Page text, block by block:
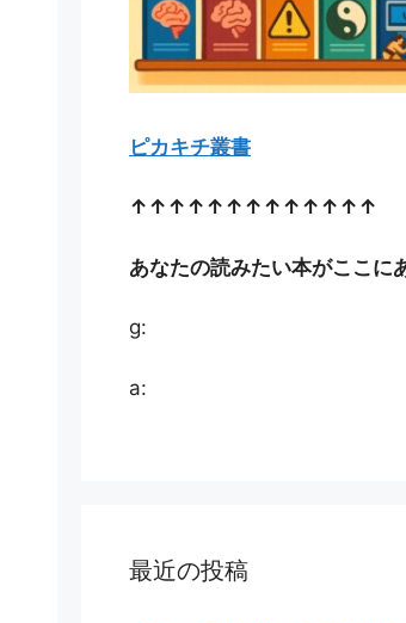
ピカキチ叢書
↑↑↑↑↑↑↑↑↑↑↑↑↑
あなたの読みたい本がここに
g:
a:
最近の投稿